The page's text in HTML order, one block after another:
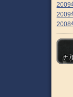
2009
2009
2008